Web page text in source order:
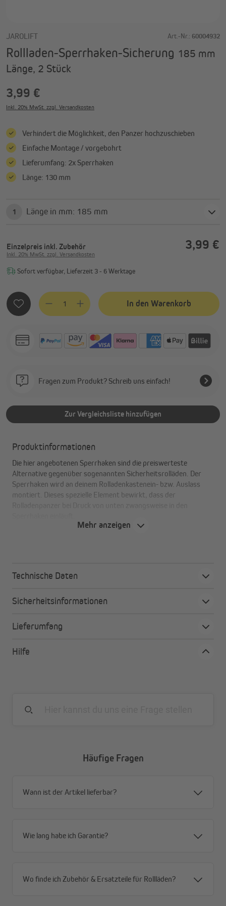
JAROLIFT Art.-Nr.: 60004932
Rollladen-Sperrhaken-Sicherung 185 mm
Länge, 2 Stück
3,99 €
Inkl. 20% MwSt. zzgl. Versandkosten
Verhindert die Möglichkeit, den Panzer hochzuschieben
Einfache Montage / vorgebohrt
Lieferumfang: 2x Sperrhaken
Länge: 130 mm
1 Länge in mm: 185 mm
Einzelpreis inkl. Zubehör 3,99 €
Inkl. 20% MwSt. zzgl. Versandkosten
Sofort verfügbar, Lieferzeit 3 - 6 Werktage
Produkt Anzahl: Gib den gewünschten Wert ein oder
In den Warenkorb
Fragen zum Produkt? Schreib uns einfach!
Zur Vergleichsliste hinzufügen
Produktinformationen
Die hier angebotenen Sperrhaken sind die preiswerteste
Alternative gegenüber sogenannten Sicherheitsrolläden. Der
Sperrhaken wird an deinem Rolladenkastenein- bzw. Auslass
montiert. Dieses spezielle Element bewirkt, dass der
Die Illustration veranschaulicht diese Funktionsweise. Die
Mehr anzeigen
Technische Daten
Sicherheitsinformationen
Lieferumfang
Hilfe
Häufige Fragen
Wann ist der Artikel lieferbar?
Wie lang habe ich Garantie?
Wo finde ich Zubehör & Ersatzteile für Rollläden?